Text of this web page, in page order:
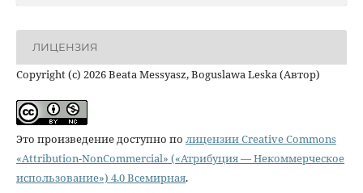
ЛИЦЕНЗИЯ
Copyright (c) 2026 Beata Messyasz, Boguslawa Leska (Автор)
Это произведение доступно по лицензии Creative Commons
«Attribution-NonCommercial» («Атрибуция — Некоммерческое
использование») 4.0 Всемирная.